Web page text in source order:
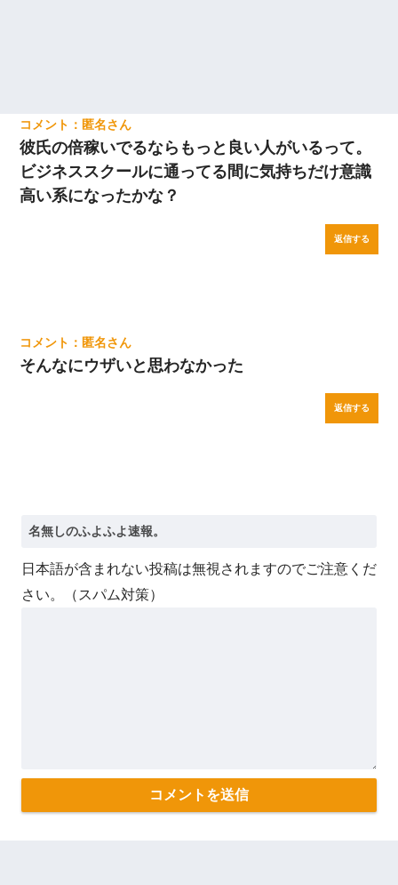
匿名
彼氏の倍稼いでるならもっと良い人がいるって。
ビジネススクールに通ってる間に気持ちだけ意識
高い系になったかな？
返信する
匿名
そんなにウザいと思わなかった
返信する
日本語が含まれない投稿は無視されますのでご注意くだ
さい。（スパム対策）